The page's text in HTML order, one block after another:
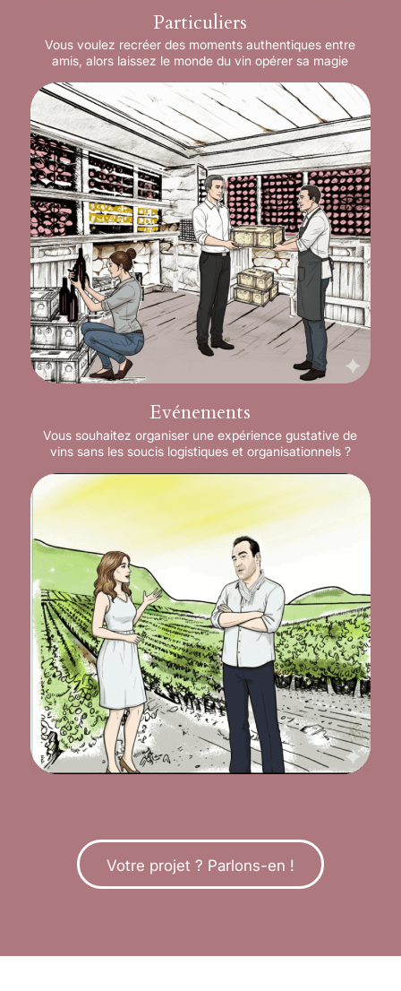
Particuliers
Vous voulez recréer des moments authentiques entre
amis, alors laissez le monde du vin opérer sa magie
Evénements
Vous souhaitez organiser une expérience gustative de
vins sans les soucis logistiques et organisationnels ?
Votre projet ? Parlons-en !